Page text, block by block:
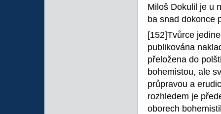
Miloš Dokulil je u
ba snad dokonce
[152]Tvůrce
publikována
přeložena do
bohemistou, ale
průpravou a
rozhledem je
oborech